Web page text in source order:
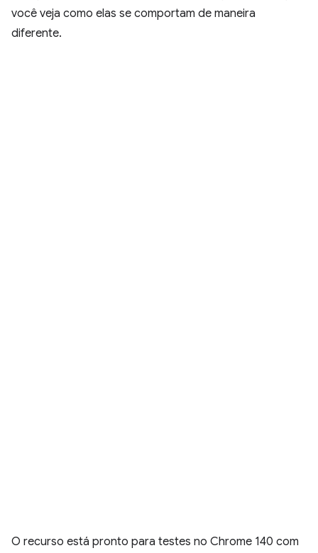
você veja como elas se comportam de maneira
diferente.
O recurso está pronto para testes no Chrome 140 com